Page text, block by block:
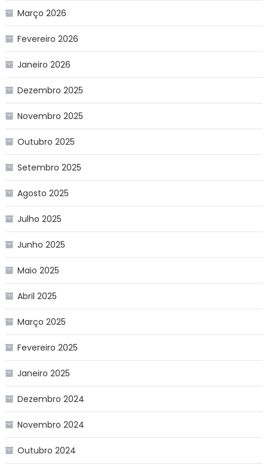
Março 2026
Fevereiro 2026
Janeiro 2026
Dezembro 2025
Novembro 2025
Outubro 2025
Setembro 2025
Agosto 2025
Julho 2025
Junho 2025
Maio 2025
Abril 2025
Março 2025
Fevereiro 2025
Janeiro 2025
Dezembro 2024
Novembro 2024
Outubro 2024